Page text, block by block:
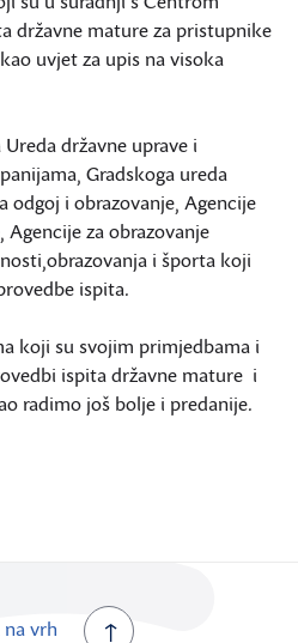
državne mature za pristupnike
uvjet za upis na visoka
državne uprave i
Gradskoga ureda
odgoj i obrazovanje, Agencije
za obrazovanje
i športa koji
ispita.
koji su svojim primjedbama i
ispita državne mature i
radimo još bolje i predanije.
vrh